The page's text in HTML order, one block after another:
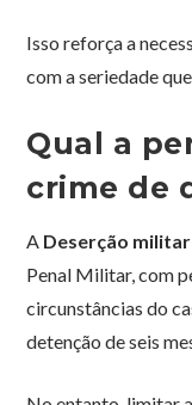
Isso reforça a
com a seriedade
Qual a
crime de
A Deserção militar
Penal Militar, com
circunstâncias do
detenção de seis